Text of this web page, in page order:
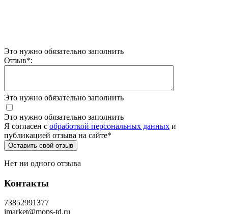
Это нужно обязательно заполнить
Отзыв*:
Это нужно обязательно заполнить
Это нужно обязательно заполнить
Я согласен c обработкой персональных данных и
публикацией отзыва на сайте*
Нет ни одного отзыва
Контакты
73852991377
imarket@mops-td.ru